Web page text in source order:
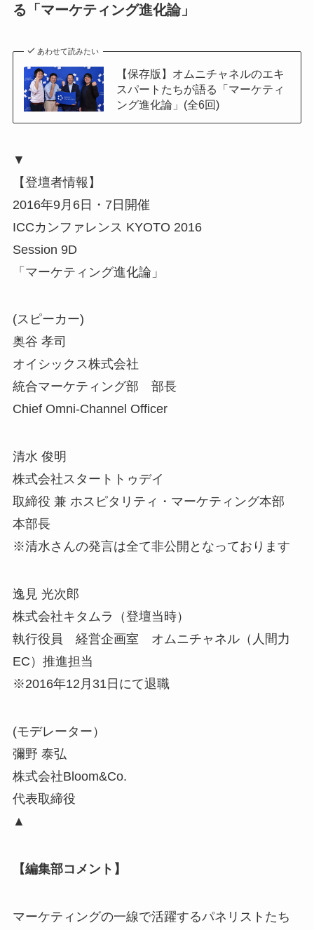
る「マーケティング進化論」
あわせて読みたい
【保存版】オムニチャネルのエキ
スパートたちが語る「マーケティ
ング進化論」(全6回)
▼
【登壇者情報】
2016年9月6日・7日開催
ICCカンファレンス KYOTO 2016
Session 9D
「マーケティング進化論」
(スピーカー)
奥谷 孝司
オイシックス株式会社
統合マーケティング部 部長
Chief Omni-Channel Officer
清水 俊明
株式会社スタートトゥデイ
取締役 兼 ホスピタリティ・マーケティング本部
本部長
※清水さんの発言は全て非公開となっております
逸見 光次郎
株式会社キタムラ（登壇当時）
執行役員 経営企画室 オムニチャネル（人間力
EC）推進担当
※2016年12月31日にて退職
(モデレーター）
彌野 泰弘
株式会社Bloom&Co.
代表取締役
▲
【編集部コメント】
マーケティングの一線で活躍するパネリストたち